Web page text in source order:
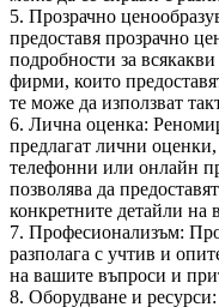
5. Прозрачно
предоставя прозрачно
подробности за
фирми, които
те може да използват
6. Лична оценка:
предлагат лични
телефонни или онлайн
позволява да
конкретните детайли на
7. Професионализъм:
разполага с учтив и
на вашите въпроси и
8. Оборудване и